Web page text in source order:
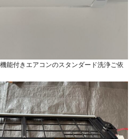
能付きエアコンのスタンダード洗浄ご依